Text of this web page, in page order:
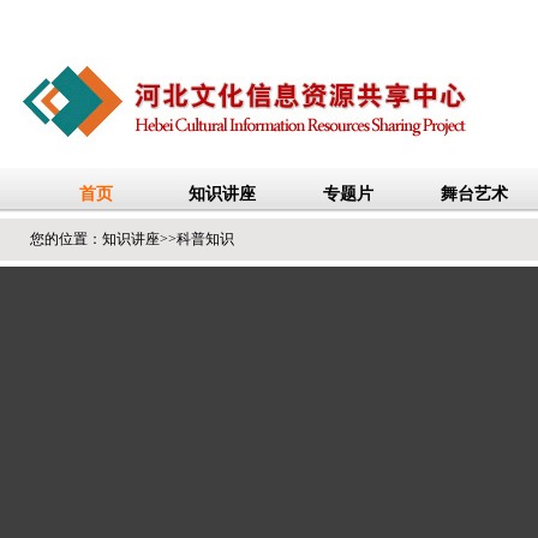
您的位置： 知识讲座>>科普知识